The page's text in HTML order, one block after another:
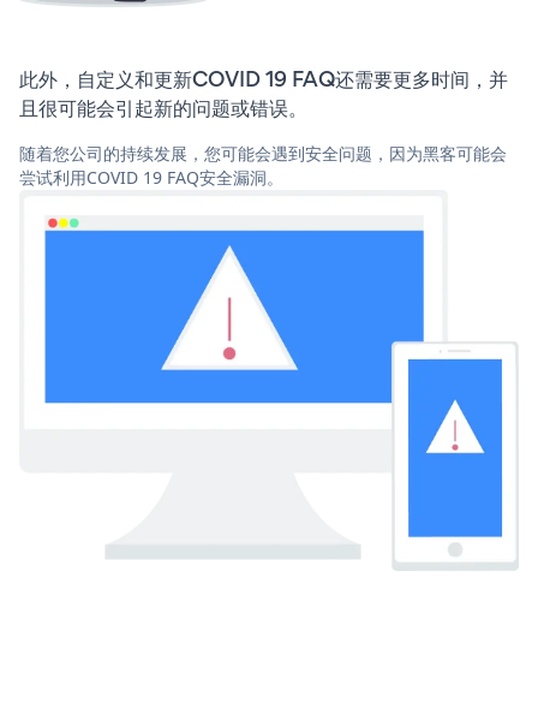
此外，自定义和更新COVID 19 FAQ还需要更多时间，并
且很可能会引起新的问题或错误。
随着您公司的持续发展，您可能会遇到安全问题，因为黑客可能会
尝试利用COVID 19 FAQ安全漏洞。